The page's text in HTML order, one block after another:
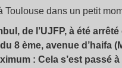
Toulouse dans un petit
de l’UJFP, à été
8 ème, avenue d’haifa
: Cela s’est passé